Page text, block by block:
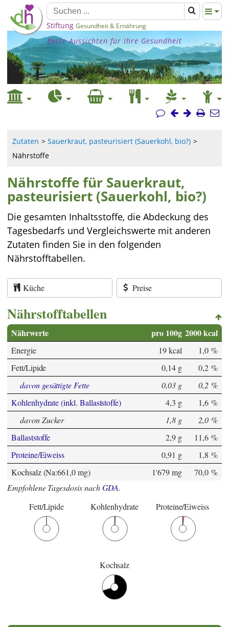
Stiftung Gesundheit & Ernährung
Beste Aussichten für Ihre Gesundheit
Zutaten
Sauerkraut, pasteurisiert (Sauerkohl, bio?)
Nährstoffe
Nährstoffe für Sauerkraut,
pasteurisiert (Sauerkohl, bio?)
Die gesamten Inhaltsstoffe, die Abdeckung des
Tagesbedarfs und Vergleichswerte mit anderen
Zutaten finden Sie in den folgenden
Nährstofftabellen.
Küche Preise
Nährstofftabellen
Nährwerte pro 100g 2000 kcal
Energie 19 kcal
1,0 %
Fett/Lipide
0,14 g
0,2 %
davon gesättigte Fette
0,03 g
0,2 %
Kohlenhydrate (inkl. Ballaststoffe)
4,3 g
1,6 %
davon Zucker
1,8 g
2,0 %
Ballaststoffe
2,9 g
11,6 %
Proteine/Eiweiss
0,91 g
1,8 %
Kochsalz (Na:661,0 mg)
1'679 mg
70,0 %
Empfohlene Tagesdosis nachGDA.
Fett/Lipide
Kohlenhydrate Proteine/Eiweiss
Kochsalz